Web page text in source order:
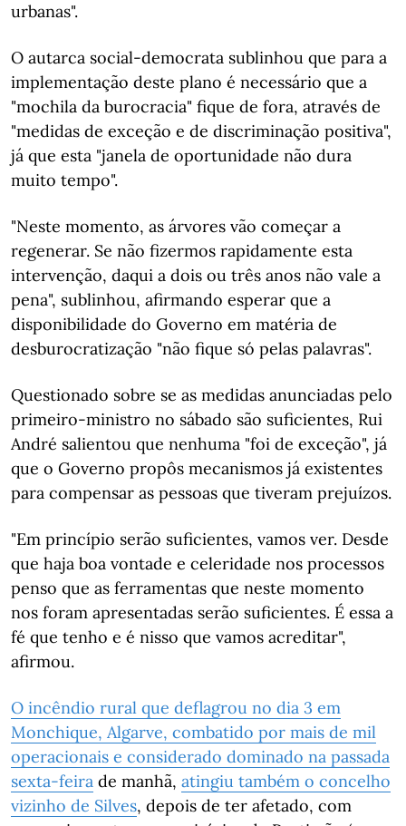
urbanas".
O autarca social-democrata sublinhou que para a
implementação deste plano é necessário que a
"mochila da burocracia" fique de fora, através de
"medidas de exceção e de discriminação positiva",
já que esta "janela de oportunidade não dura
muito tempo".
"Neste momento, as árvores vão começar a
regenerar. Se não fizermos rapidamente esta
intervenção, daqui a dois ou três anos não vale a
pena", sublinhou, afirmando esperar que a
disponibilidade do Governo em matéria de
desburocratização "não fique só pelas palavras".
Questionado sobre se as medidas anunciadas pelo
primeiro-ministro no sábado são suficientes, Rui
André salientou que nenhuma "foi de exceção", já
que o Governo propôs mecanismos já existentes
para compensar as pessoas que tiveram prejuízos.
"Em princípio serão suficientes, vamos ver. Desde
que haja boa vontade e celeridade nos processos
penso que as ferramentas que neste momento
nos foram apresentadas serão suficientes. É essa a
fé que tenho e é nisso que vamos acreditar",
afirmou.
O incêndio rural que deflagrou no dia 3 em
Monchique, Algarve, combatido por mais de mil
operacionais e considerado dominado na passada
sexta-feira de manhã, atingiu também o concelho
vizinho de Silves, depois de ter afetado, com